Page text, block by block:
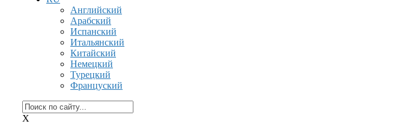
Английский
Арабский
Испанский
Итальянский
Китайский
Немецкий
Турецкий
Француский
X